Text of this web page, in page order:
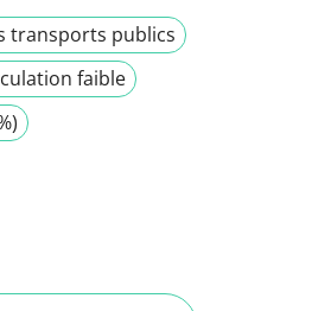
transports publics
faible